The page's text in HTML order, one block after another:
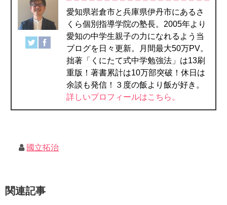
愛知県岩倉市と兵庫県伊丹市にあるさ
くら個別指導学院の塾長。2005年より
愛知の中学生親子の力になれるよう当
ブログを日々更新。月間最大50万PV。
拙著「くにたて式中学勉強法」は13刷
重版！著書累計は10万部突破！休日は
余談も発信！３度の飯より飯が好き。
詳しいプロフィールはこちら。
國立拓治
関連記事